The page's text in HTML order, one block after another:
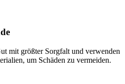
mit größter Sorgfalt und verwenden
um Schäden zu vermeiden.